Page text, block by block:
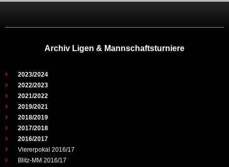
Archiv Ligen & Mannschaftsturniere
2023/2024
2022/2023
2021/2022
2019/2021
2018/2019
2017/2018
2016/2017
Viererpokal 2016/17
Blitz-MM 2016/17